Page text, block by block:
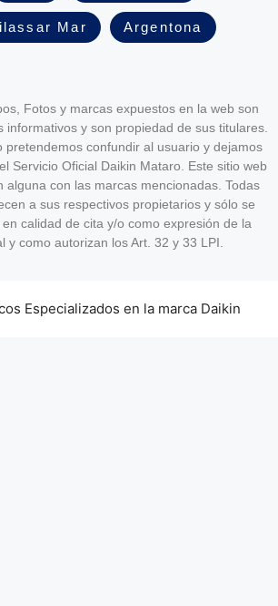
Mar Argentona
Fotos y marcas expuestos en la web son
informativos y son propiedad de sus titulares.
pretendemos confundir al usuario y dejamos
Servicio Oficial Daikin Mataro. Este sitio web
alguna con las marcas mencionadas. Todas
a sus respectivos propietarios y sólo se
calidad de cita y/o como expresión de la
y como autorizan los Art. 32 y 33 LPI.
Especializados en la marca Daikin